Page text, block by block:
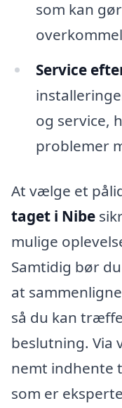
som kan
Service
og service,
problemer
At vælge et
taget i Nibe
mulige
Samtidig bør
at
så du kan
beslutning. Via
nemt indhente
som er